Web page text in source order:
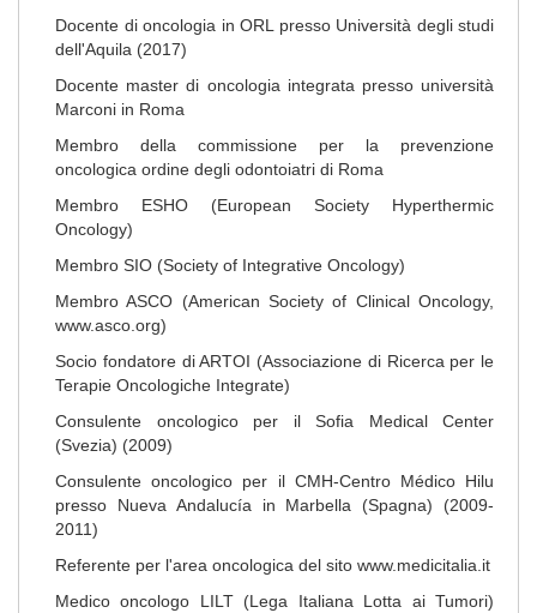
Docente di oncologia in ORL presso Università degli studi
dell'Aquila (2017)
Docente master di oncologia integrata presso università
Marconi in Roma
Membro della commissione per la prevenzione
oncologica ordine degli odontoiatri di Roma
Membro ESHO (European Society Hyperthermic
Oncology)
Membro SIO (Society of Integrative Oncology)
Membro ASCO (American Society of Clinical Oncology,
www.asco.org)
Socio fondatore di ARTOI (Associazione di Ricerca per le
Terapie Oncologiche Integrate)
Consulente oncologico per il Sofia Medical Center
(Svezia) (2009)
Consulente oncologico per il CMH-Centro Médico Hilu
presso Nueva Andalucía in Marbella (Spagna) (2009-
2011)
Referente per l'area oncologica del sito www.medicitalia.it
Medico oncologo LILT (Lega Italiana Lotta ai Tumori)